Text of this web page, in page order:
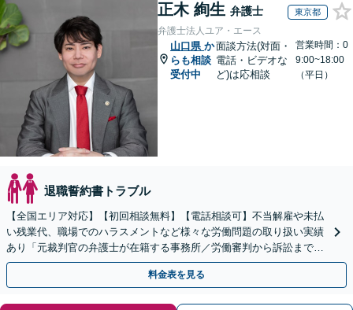
正木 絢生 弁護士 東京都
弁護士法人ユア・エース
山口県 か
らも相談
受付中
面談方法(対面・
電話・ビデオな
ど)は応相談
営業時間：0
9:00~18:00
（平日）
退職誓約書トラブル
【全国エリア対応】【初回相談無料】【電話相談可】不当解雇や未払
い残業代、職場でのハラスメントなど様々な労働問題の取り扱い実績
あり「元裁判官の弁護士が在籍する事務所／労働審判から訴訟まで、
裁判官経験を活かした最適な戦略を立案」
料金表を見る